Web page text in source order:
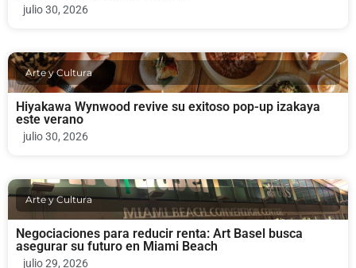
julio 30, 2026
Arte y Cultura
Hiyakawa Wynwood revive su exitoso pop-up izakaya
este verano
julio 30, 2026
Arte y Cultura
Negociaciones para reducir renta: Art Basel busca
asegurar su futuro en Miami Beach
julio 29, 2026